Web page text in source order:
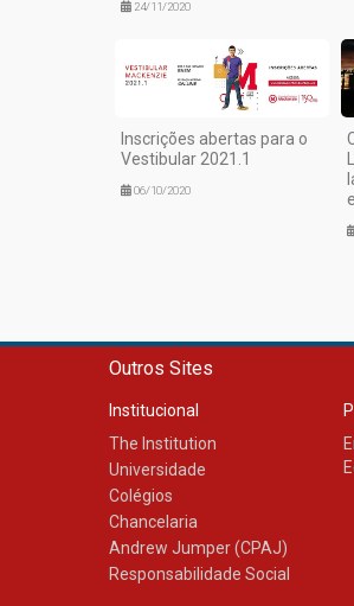
24/11/2020
Inscrições abertas para o
Vestibular 2021.1
06/10/2020
Outros Sites
Institucional
The Institution
Universidade
Colégios
Chancelaria
Andrew Jumper (CPAJ)
Responsabilidade Social